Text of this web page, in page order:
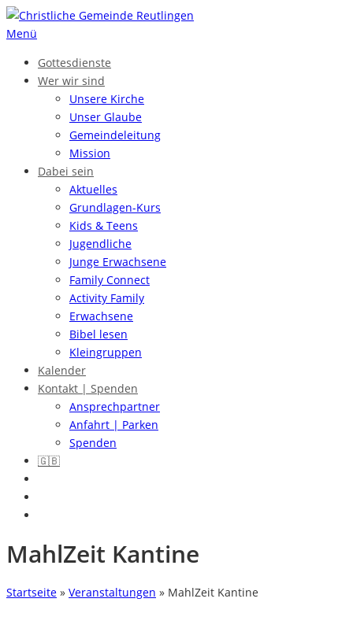
Zum
Inhalt
Menü
Gottesdienste
Wer wir sind
Unsere Kirche
Unser Glaube
Gemeinde­leitung
Mission
Dabei sein
Aktuelles
Grundlagen-Kurs
Kids & Teens
Jugendliche
Junge Erwachsene
Family Connect
Activity Family
Erwachsene
Bibel lesen
Kleingruppen
Kalender
Kontakt | Spenden
Ansprechpartner
Anfahrt | Parken
Spenden
🇬🇧
MahlZeit Kantine
Startseite » Veranstaltungen » MahlZeit Kantine